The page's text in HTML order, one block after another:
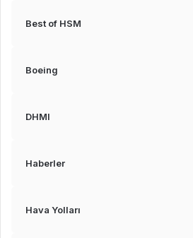
Best of HSM
Boeing
DHMI
Haberler
Hava Yolları